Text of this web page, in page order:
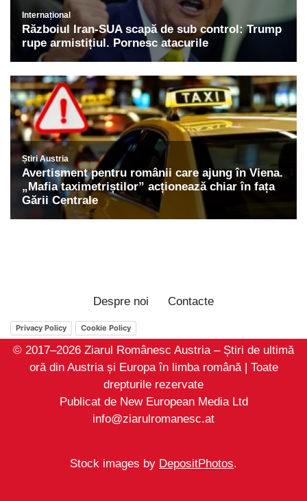
Despre noi Contacte
Privacy Policy Cookie Policy
© 2017–2026 Ziarul Românesc Austria – Știri de ultimă
oră din Austria și Europa în limba română | Toate
drepturile rezervate
Publicat de New European Media Ltd
info@ziarulromanesc.at
Stock images by DepositPhotos.